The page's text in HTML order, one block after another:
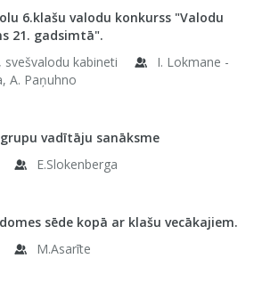
6.klašu valodu konkurss "Valodu
21. gadsimtā".
svešvalodu kabineti
I. Lokmane -
A. Paņuhno
vadītāju sanāksme
E.Slokenberga
sēde kopā ar klašu vecākajiem.
M.Asarīte